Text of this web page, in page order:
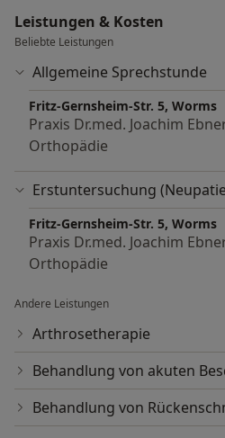
Leistungen & Kosten
Beliebte Leistungen
Allgemeine Sprechstunde
Fritz-Gernsheim-Str. 5, Worms
Praxis Dr.med. Joachim
Orthopädie
Erstuntersuchung
Fritz-Gernsheim-Str. 5, Worms
Praxis Dr.med. Joachim
Orthopädie
Andere Leistungen
Arthrosetherapie
Behandlung von akuten
Behandlung von